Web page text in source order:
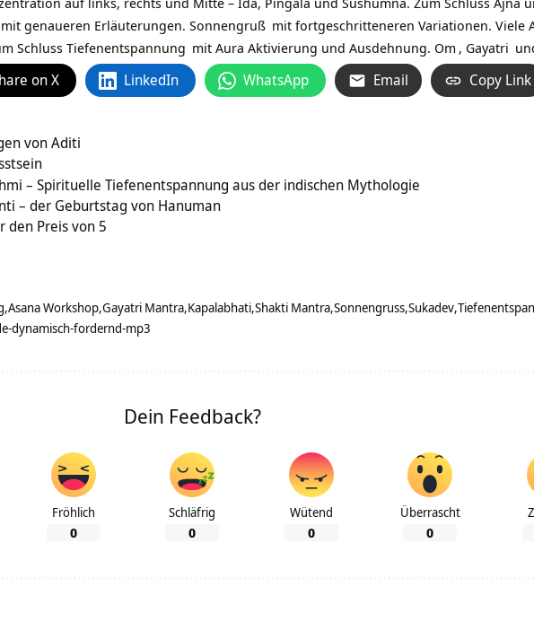
genaueren Erläuterungen. Sonnengruß mit fortgeschritteneren Variationen. Viele
Schluss Tiefenentspannung mit Aura Aktivierung und Ausdehnung. Om , Gayatri
on X LinkedIn WhatsApp Email Copy Link
von Aditi
– Spirituelle Tiefenentspannung aus der indischen Mythologie
– der Geburtstag von Hanuman
den Preis von 5
Asana Workshop Gayatri Mantra Kapalabhati Shakti Mantra Sonnengruss Sukadev
dynamisch-fordernd-mp3
Dein Feedback?
Fröhlich
0
Schläfrig
0
Wütend
0
Überrascht
0